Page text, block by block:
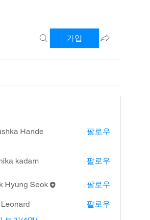
가입
Hande 팔로우
kadam 팔로우
Hyung Seok 팔로우
팔로우